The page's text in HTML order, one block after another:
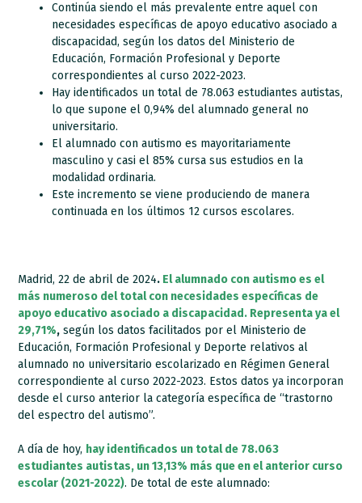
Continúa siendo el más prevalente entre aquel con
necesidades específicas de apoyo educativo asociado a
discapacidad, según los datos del Ministerio de
Educación, Formación Profesional y Deporte
correspondientes al curso 2022-2023.
Hay identificados un total de 78.063 estudiantes autistas,
lo que supone el 0,94% del alumnado general no
universitario.
El alumnado con autismo es mayoritariamente
masculino y casi el 85% cursa sus estudios en la
modalidad ordinaria.
Este incremento se viene produciendo de manera
continuada en los últimos 12 cursos escolares.
Madrid, 22 de abril de 2024. El alumnado con autismo es el
más numeroso del total con necesidades específicas de
apoyo educativo asociado a discapacidad. Representa ya el
29,71%, según los datos facilitados por el Ministerio de
Educación, Formación Profesional y Deporte relativos al
alumnado no universitario escolarizado en Régimen General
correspondiente al curso 2022-2023. Estos datos ya incorporan
desde el curso anterior la categoría específica de “trastorno
del espectro del autismo”.
A día de hoy, hay identificados un total de 78.063
estudiantes autistas, un 13,13% más que en el anterior curso
escolar (2021-2022). De total de este alumnado: